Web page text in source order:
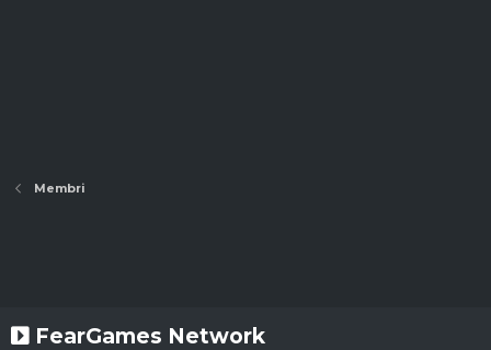
Membri
FearGames Network